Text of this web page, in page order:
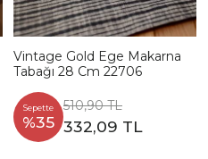
Vintage Gold Ege Makarna
Tabağı 28 Cm 22706
Sepette
%35
510,90 TL
332,09 TL